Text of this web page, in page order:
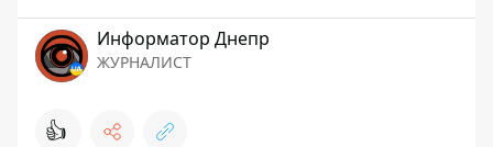
Информатор Днепр
ЖУРНАЛИСТ
👍